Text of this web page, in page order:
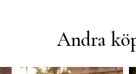
Andra